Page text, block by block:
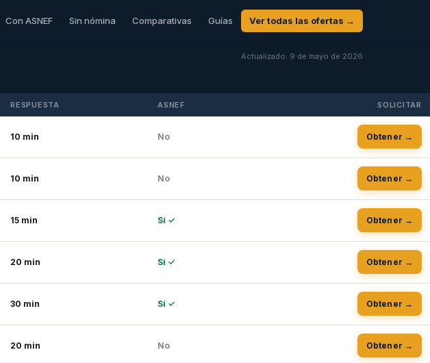
Con ASNEF Sin nómina Comparativas Guías Ver todas las ofertas →
Actualizado: 9 de mayo de 2026
RESPUESTA ASNEF SOLICITAR
10 min No Obtener →
10 min No Obtener →
15 min Sí ✓ Obtener →
20 min Sí ✓ Obtener →
30 min Sí ✓ Obtener →
20 min No Obtener →